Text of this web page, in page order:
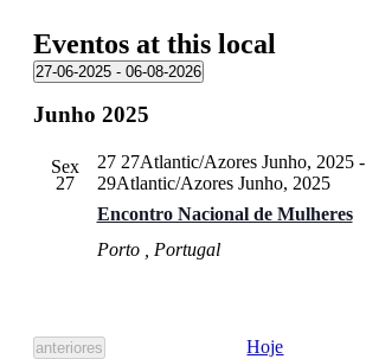
Eventos at this local
27-06-2025 - 06-08-2026
a
Junho 2025
Sex
27
Encontro Nacional de Mulheres
27 27Atlantic/Azores Junho, 2025-
29Atlantic/Azores Junho, 2025
Porto , Portugal
Eventos
anteriores Hoje